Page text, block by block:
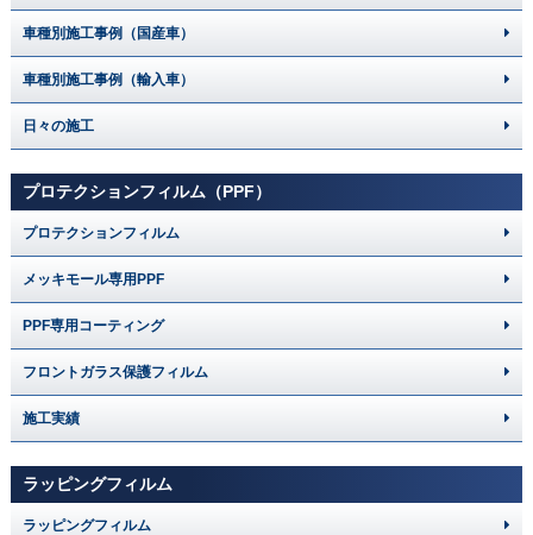
車種別施工事例（国産車）
車種別施工事例（輸入車）
日々の施工
プロテクションフィルム（PPF）
プロテクションフィルム
メッキモール専用PPF
PPF専用コーティング
フロントガラス保護フィルム
施工実績
ラッピングフィルム
ラッピングフィルム